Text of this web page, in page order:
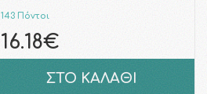
143 Πόντοι
16.18€
ΣΤΟ ΚΑΛΑΘΙ